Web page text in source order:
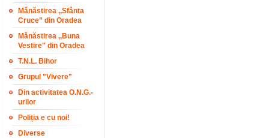
Mănăstirea ,,Sfânta
Cruce” din Oradea
Mănăstirea ,,Buna
Vestire" din Oradea
T.N.L. Bihor
Grupul "Vivere"
Din activitatea O.N.G.-
urilor
Poliția e cu noi!
Diverse